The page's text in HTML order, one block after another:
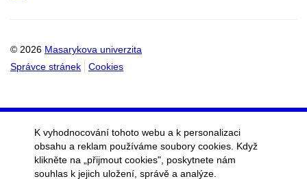
© 2026 Masarykova univerzita
Správce stránek
Cookies
K vyhodnocování tohoto webu a k personalizaci
obsahu a reklam používáme soubory cookies. Když
klikněte na „přijmout cookies", poskytnete nám
souhlas k jejich uložení, správě a analýze.